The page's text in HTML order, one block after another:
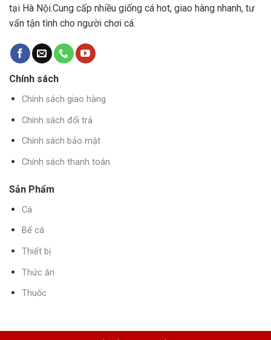
tại Hà Nội.Cung cấp nhiều giống cá hot, giao hàng nhanh, tư
vấn tận tình cho người chơi cá.
Chính sách
Chính sách giao hàng
Chính sách đổi trả
Chính sách bảo mật
Chính sách thanh toán
Sản Phẩm
Cá
Bể cá
Thiết bị
Thức ăn
Thuốc